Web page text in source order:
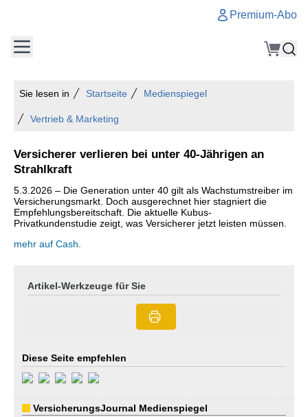
Premium-Abo
Sie lesen in Startseite Medienspiegel
Vertrieb & Marketing
Versicherer verlieren bei unter 40-Jährigen an
Strahlkraft
5.3.2026 – Die Generation unter 40 gilt als Wachstumstreiber im
Versicherungsmarkt. Doch ausgerechnet hier stagniert die
Empfehlungsbereitschaft. Die aktuelle Kubus-
Privatkundenstudie zeigt, was Versicherer jetzt leisten müssen.
mehr auf Cash.
Artikel-Werkzeuge für Sie
Diese Seite empfehlen
VersicherungsJournal Medienspiegel